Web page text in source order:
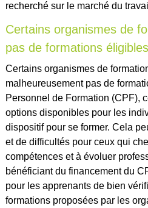
recherché sur le marché du
Certains organismes de
pas de formations
Certains organismes de
malheureusement pas de
Personnel de Formation (CPF),
options disponibles pour les
dispositif pour se former. Cela
et de difficultés pour ceux qui
compétences et à évoluer
bénéficiant du financement du
pour les apprenants de bien
formations proposées par les